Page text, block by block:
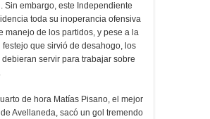
Sin embargo, este Independiente
toda su inoperancia ofensiva
manejo de los partidos, y pese a la
festejo que sirvió de desahogo, los
debieran servir para trabajar sobre
de hora Matías Pisano, el mejor
Avellaneda, sacó un gol tremendo